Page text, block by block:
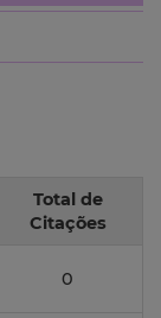
Total de
Citações
0